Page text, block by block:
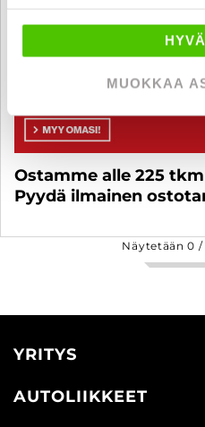
MUOKKAA
Ostamme alle 225
Pyydä ilmainen
Näytetään0
YRITYS
AUTOLIIKKEET